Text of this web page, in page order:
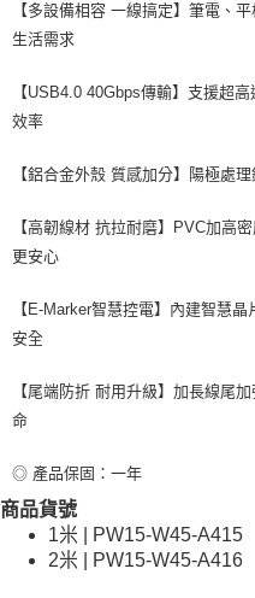
【多設備相容 一線搞定】筆電、
生活需求
【USB4.0 40Gbps傳輸】支援超
效率
【鋁合金外殼 質感加分】陽極處
【高韌線材 抗拉耐磨】PVC加高
更安心
【E-Marker智慧控電】內建智慧
安全
【尾端防折 耐用升級】加長線尾
命
◎ 產品保固：一年
商品貨號
1米 | PW15-W45-A415
2米 | PW15-W45-A416